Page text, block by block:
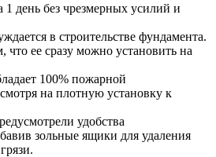
1 день без чрезмерных усилий и
в строительстве фундамента.
что ее сразу можно установить на
100% пожарной
на плотную установку к
удобства
зольные ящики для удаления